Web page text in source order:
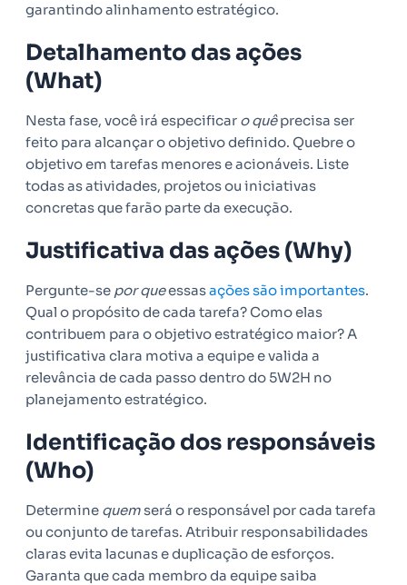
garantindo alinhamento estratégico.
Detalhamento das ações
(What)
Nesta fase, você irá especificar o quêprecisa ser
feito para alcançar o objetivo definido. Quebre o
objetivo em tarefas menores e acionáveis. Liste
todas as atividades, projetos ou iniciativas
concretas que farão parte da execução.
Justificativa das ações (Why)
Pergunte-se por queessasações são importantes.
Qual o propósito de cada tarefa? Como elas
contribuem para o objetivo estratégico maior? A
justificativa clara motiva a equipe e valida a
relevância de cada passo dentro do 5W2H no
planejamento estratégico.
Identificação dos responsáveis
(Who)
Determine quemserá o responsável por cada tarefa
ou conjunto de tarefas. Atribuir responsabilidades
claras evita lacunas e duplicação de esforços.
Garanta que cada membro da equipe saiba